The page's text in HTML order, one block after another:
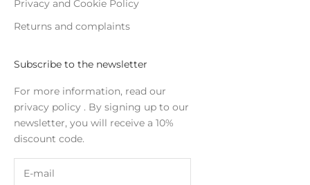
Privacy and Cookie Policy
Returns and complaints
Subscribe to the newsletter
For more information, read our
privacy policy . By signing up to our
newsletter, you will receive a 10%
discount code.